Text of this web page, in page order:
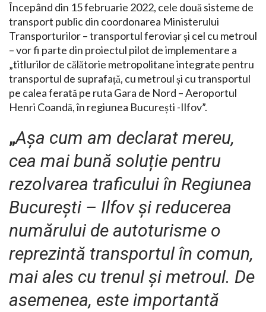
Începând din 15 februarie 2022, cele două sisteme de
transport public din coordonarea Ministerului
Transporturilor – transportul feroviar și cel cu metroul
– vor fi parte din proiectul pilot de implementare a
„titlurilor de călătorie metropolitane integrate pentru
transportul de suprafață, cu metroul și cu transportul
pe calea ferată pe ruta Gara de Nord – Aeroportul
Henri Coandă, în regiunea București -Ilfov”.
„Așa cum am declarat mereu,
cea mai bună soluție pentru
rezolvarea traficului în Regiunea
București – Ilfov și reducerea
numărului de autoturisme o
reprezintă transportul în comun,
mai ales cu trenul și metroul. De
asemenea, este importantă